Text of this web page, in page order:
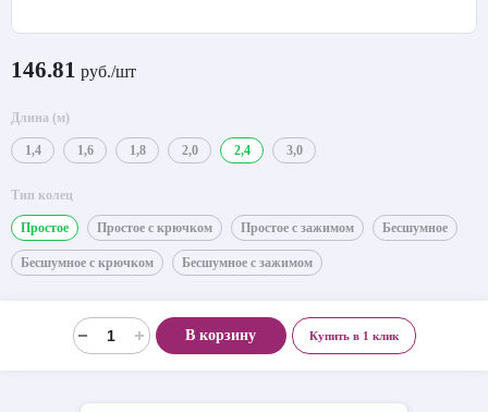
146.81 руб./шт
Длина (м)
1,4 1,6 1,8 2,0 2,4 3,0
Тип колец
Простое Простое с крючком Простое с зажимом Бесшумное
Бесшумное с крючком Бесшумное с зажимом
В корзину Купить в 1 клик